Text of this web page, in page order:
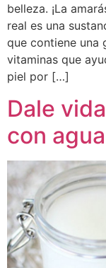
belleza. ¡La
real es una
que contiene una
vitaminas que
piel por […]
Dale
con